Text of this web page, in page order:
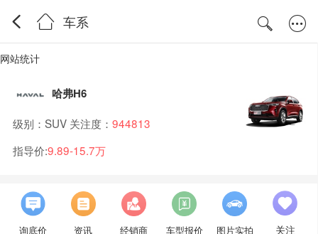
车系
网站统计
哈弗H6
级别：SUV 关注度： 944813
指导价:9.89-15.7万
询底价 资讯 经销商 车型报价 图片实拍 关注